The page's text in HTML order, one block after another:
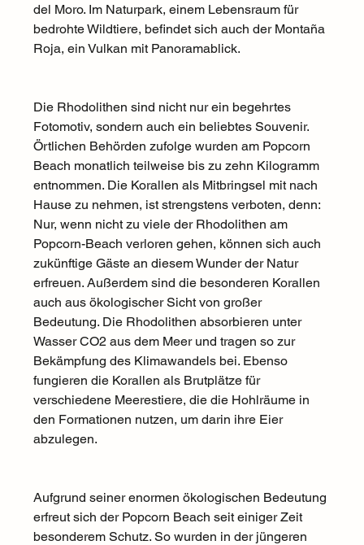
del Moro. Im Naturpark, einem Lebensraum für
bedrohte Wildtiere, befindet sich auch der Montaña
Roja, ein Vulkan mit Panoramablick.
Die Rhodolithen sind nicht nur ein begehrtes
Fotomotiv, sondern auch ein beliebtes Souvenir.
Örtlichen Behörden zufolge wurden am Popcorn
Beach monatlich teilweise bis zu zehn Kilogramm
entnommen. Die Korallen als Mitbringsel mit nach
Hause zu nehmen, ist strengstens verboten, denn:
Nur, wenn nicht zu viele der Rhodolithen am
Popcorn-Beach verloren gehen, können sich auch
zukünftige Gäste an diesem Wunder der Natur
erfreuen. Außerdem sind die besonderen Korallen
auch aus ökologischer Sicht von großer
Bedeutung. Die Rhodolithen absorbieren unter
Wasser CO2 aus dem Meer und tragen so zur
Bekämpfung des Klimawandels bei. Ebenso
fungieren die Korallen als Brutplätze für
verschiedene Meerestiere, die die Hohlräume in
den Formationen nutzen, um darin ihre Eier
abzulegen.
Aufgrund seiner enormen ökologischen Bedeutung
erfreut sich der Popcorn Beach seit einiger Zeit
besonderem Schutz. So wurden in der jüngeren